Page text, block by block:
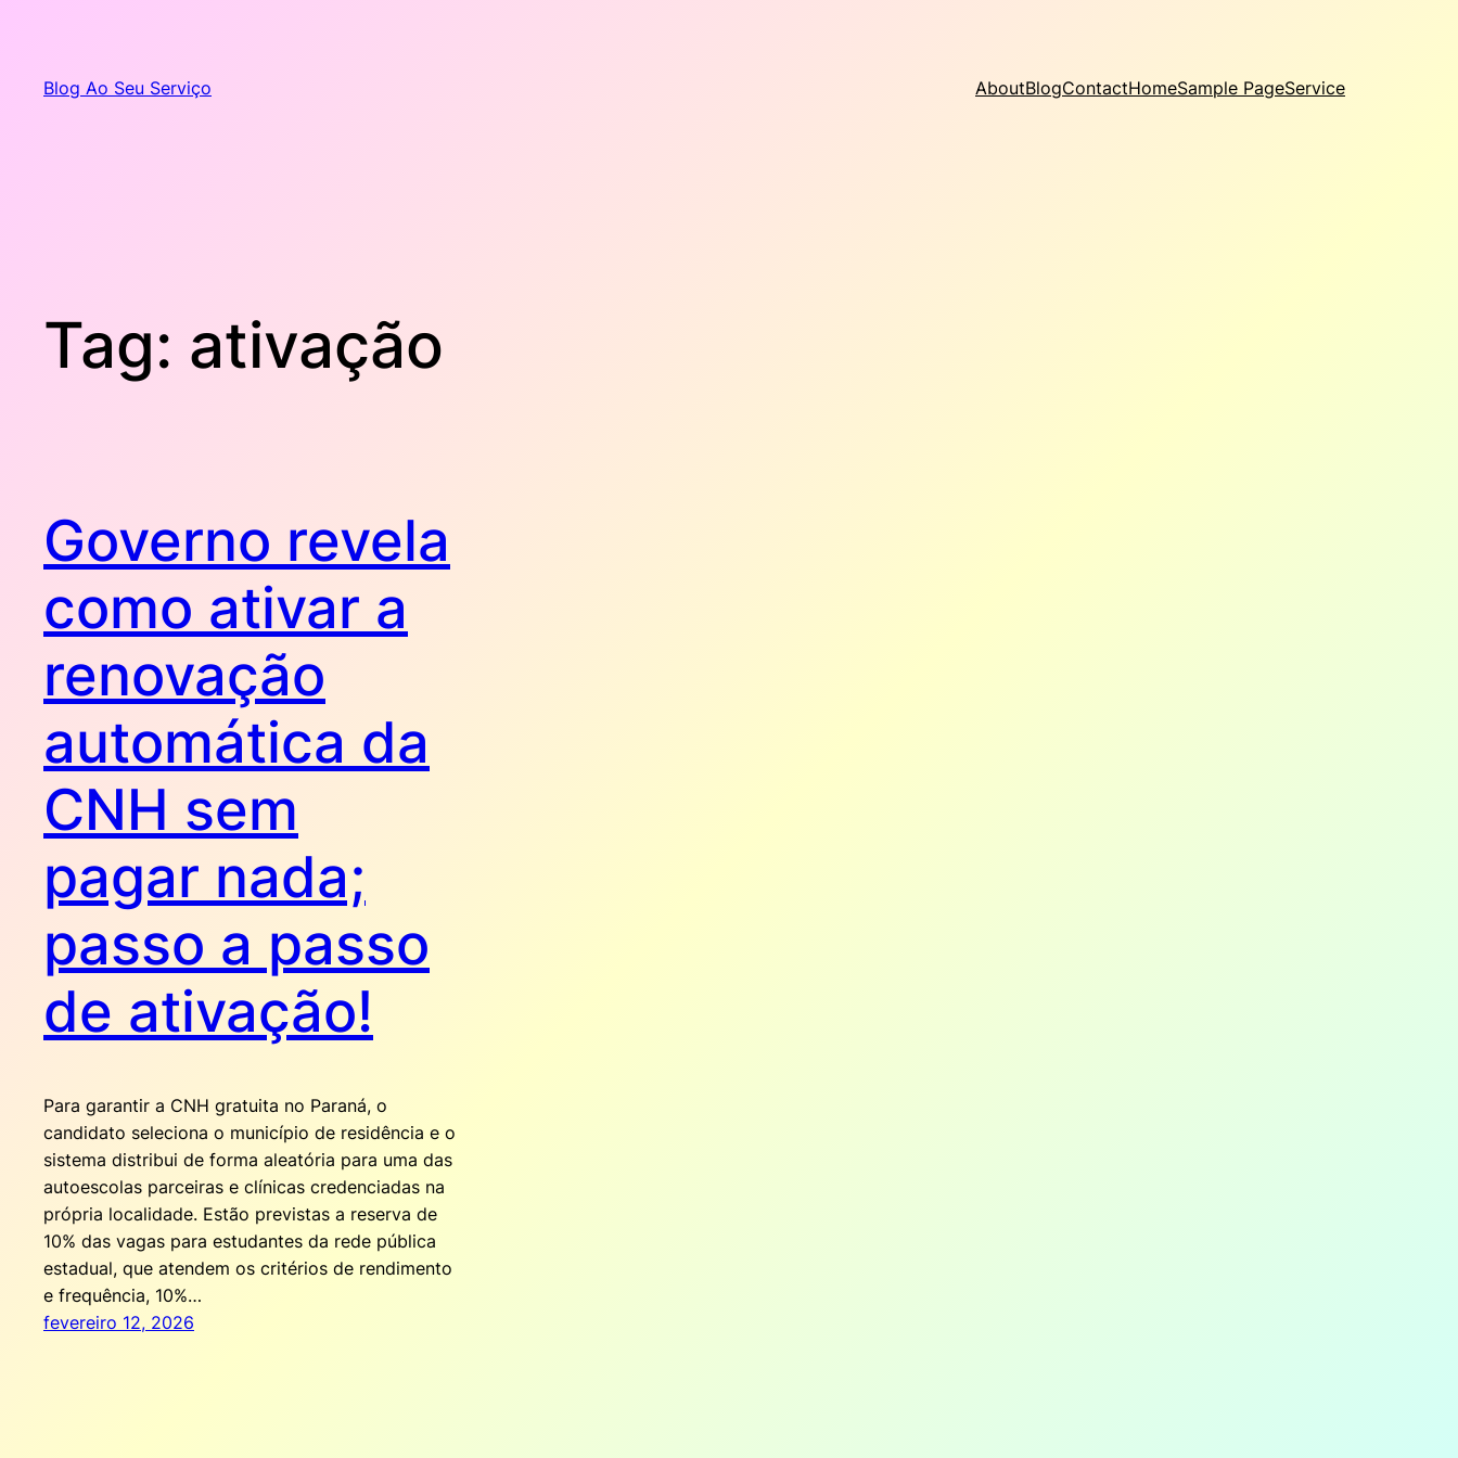
conteúdo
Blog Ao Seu Serviço AboutBlogContactHomeSample PageService
Tag: ativação
Governo revela
como ativar a
renovação
automática da
CNH sem
pagar nada;
passo a passo
de ativação!
Para garantir a CNH gratuita no Paraná, o
candidato seleciona o município de residência e o
sistema distribui de forma aleatória para uma das
autoescolas parceiras e clínicas credenciadas na
própria localidade. Estão previstas a reserva de
10% das vagas para estudantes da rede pública
estadual, que atendem os critérios de rendimento
e frequência, 10%…
fevereiro 12, 2026